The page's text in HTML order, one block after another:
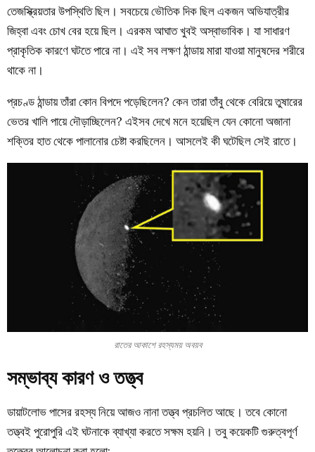
তেজস্ক্রিয়তার উপস্থিতি ছিল। সবচেয়ে ভৌতিক দিক ছিল একজন অভিযাত্রীর
জিহ্বা এবং চোখ বের হয়ে ছিল। এরকম আঘাত খুবই অস্বাভাবিক। যা সাধারণ
প্রাকৃতিক কারণে ঘটতে পারে না। এই সব লক্ষণ ঠান্ডায় মারা যাওয়া মানুষদের শরীরে
থাকে না।
প্রচণ্ড ঠান্ডায় তাঁরা কোন বিপদে পড়েছিলেন? কেন তারা তাঁবু থেকে বেরিয়ে তুষারের
ভেতর খালি পায়ে দৌড়াচ্ছিলেন? এইসব দেখে মনে হয়েছিল যেন কোনো অজানা
শক্তির হাত থেকে পালানোর চেষ্টা করছিলেন। আসলেই কী ঘটেছিল সেই রাতে।
রাতের আকাশে রহস্যময় অবয়ব
সম্ভাব্য কারণ ও তত্ত্ব
ডায়াটলোভ পাসেররহস্য নিয়ে আজও নানা তত্ত্ব প্রচলিত আছে। তবে কোনো
তত্ত্বই পুরোপুরি এই ঘটনাকে ব্যাখ্যা করতে সক্ষম হয়নি। তবু কয়েকটি গুরুত্বপূর্ণ